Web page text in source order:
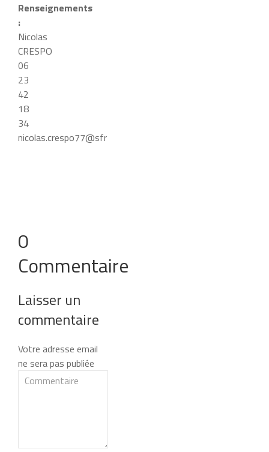
Renseignements
:
Nicolas
CRESPO
06
23
42
18
34
nicolas.crespo77@sfr
0
Commentaire
Laisser un
commentaire
Votre adresse email
ne sera pas publiée